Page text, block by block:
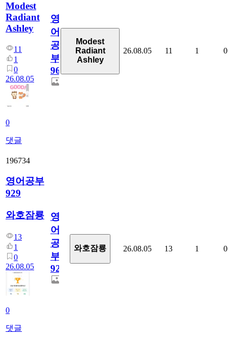
Modest
Radiant
Ashley
11
1
0
26.08.05
0
댓글
영
어
공
부
96
Modest
Radiant
Ashley
26.08.05 11 1 0
196734
영어공부
929
와호잠룡
13
1
0
26.08.05
0
댓글
영
어
공
부
929
와호잠룡 26.08.05 13 1 0